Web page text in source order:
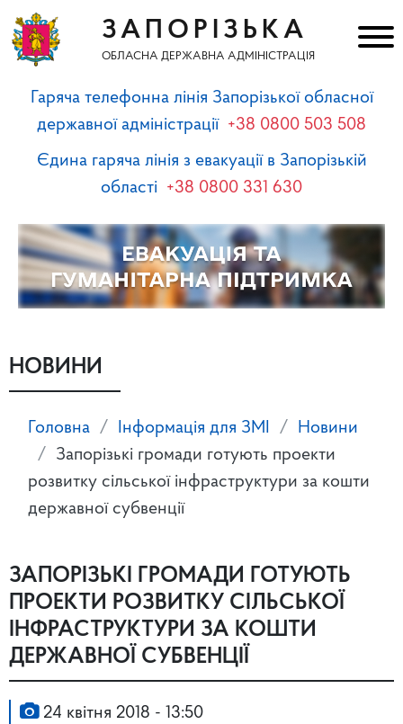
ЗАПОРІЗЬКА
ОБЛАСНА ДЕРЖАВНА АДМІНІСТРАЦІЯ
Гаряча телефонна лінія Запорізької обласної
державної адміністрації +38 0800 503 508
Єдина гаряча лінія з евакуації в Запорізькій
області +38 0800 331 630
НОВИНИ
Головна Інформація для ЗМІ
Новини
Запорізькі громади готують проекти
розвитку сільської інфраструктури за кошти
державної субвенції
ЗАПОРІЗЬКІ ГРОМАДИ ГОТУЮТЬ
ПРОЕКТИ РОЗВИТКУ СІЛЬСЬКОЇ
ІНФРАСТРУКТУРИ ЗА КОШТИ
ДЕРЖАВНОЇ СУБВЕНЦІЇ
24 квітня 2018 - 13:50